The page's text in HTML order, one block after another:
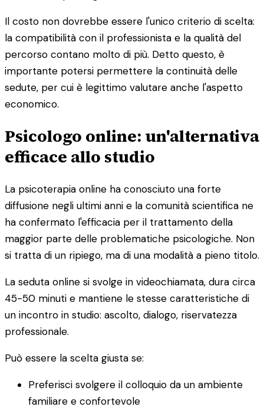
Il costo non dovrebbe essere l'unico criterio di scelta:
la compatibilità con il professionista e la qualità del
percorso contano molto di più. Detto questo, è
importante potersi permettere la continuità delle
sedute, per cui è legittimo valutare anche l'aspetto
economico.
Psicologo online: un'alternativa
efficace allo studio
La psicoterapia online ha conosciuto una forte
diffusione negli ultimi anni e la comunità scientifica ne
ha confermato l'efficacia per il trattamento della
maggior parte delle problematiche psicologiche. Non
si tratta di un ripiego, ma di una modalità a pieno titolo.
La seduta online si svolge in videochiamata, dura circa
45-50 minuti e mantiene le stesse caratteristiche di
un incontro in studio: ascolto, dialogo, riservatezza
professionale.
Può essere la scelta giusta se:
Preferisci svolgere il colloquio da un ambiente
familiare e confortevole